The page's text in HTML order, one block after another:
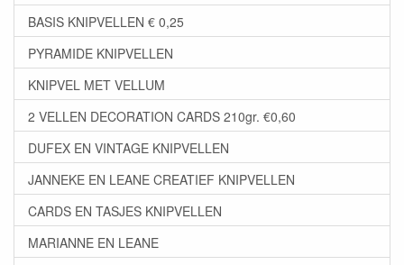
BASIS KNIPVELLEN € 0,25
PYRAMIDE KNIPVELLEN
KNIPVEL MET VELLUM
2 VELLEN DECORATION CARDS 210gr. €0,60
DUFEX EN VINTAGE KNIPVELLEN
JANNEKE EN LEANE CREATIEF KNIPVELLEN
CARDS EN TASJES KNIPVELLEN
MARIANNE EN LEANE